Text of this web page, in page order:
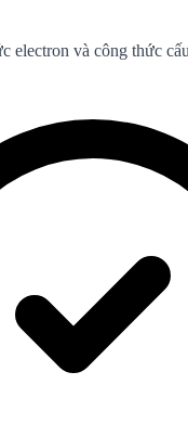
electron và công thức